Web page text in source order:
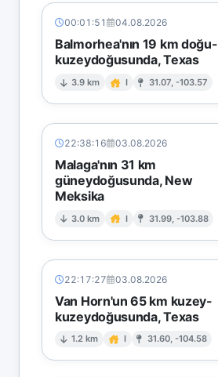
00:01:51 04.08.2026
Balmorhea'nın 19 km doğu-
kuzeydoğusunda, Texas
3.9 km I 31.07, -103.57
22:38:16 03.08.2026
Malaga'nın 31 km
güneydoğusunda, New
Meksika
3.0 km I 31.99, -103.88
22:17:27 03.08.2026
Van Horn'un 65 km kuzey-
kuzeydoğusunda, Texas
1.2 km I 31.60, -104.58